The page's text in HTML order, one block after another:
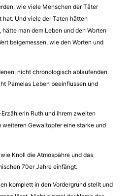
wie viele Menschen der Täter
Und viele der Taten hätten
man dem Leben und den Worten
beigemessen, wie den Worten und
nicht chronologisch ablaufenden
Pamelas Leben beeinflussen und
Ruth und ihrem zweiten
weiteren Gewaltopfer eine starke und
Knoll die Atmospähre und das
70er Jahre einfängt.
komplett in den Vordergrund stellt und